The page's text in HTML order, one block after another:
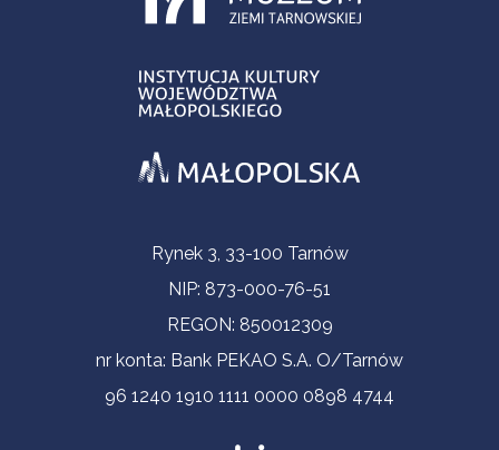
Informacje kontaktoweRynek 3, 33-100 Tarnów
NIP: 873-000-76-51
REGON: 850012309
nr konta: Bank PEKAO S.A. O/Tarnów
96 1240 1910 1111 0000 0898 4744